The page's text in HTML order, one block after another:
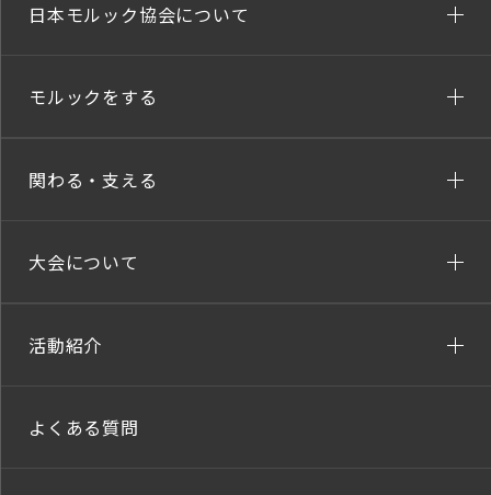
日本モルック協会について
モルックをする
関わる・支える
大会について
活動紹介
よくある質問